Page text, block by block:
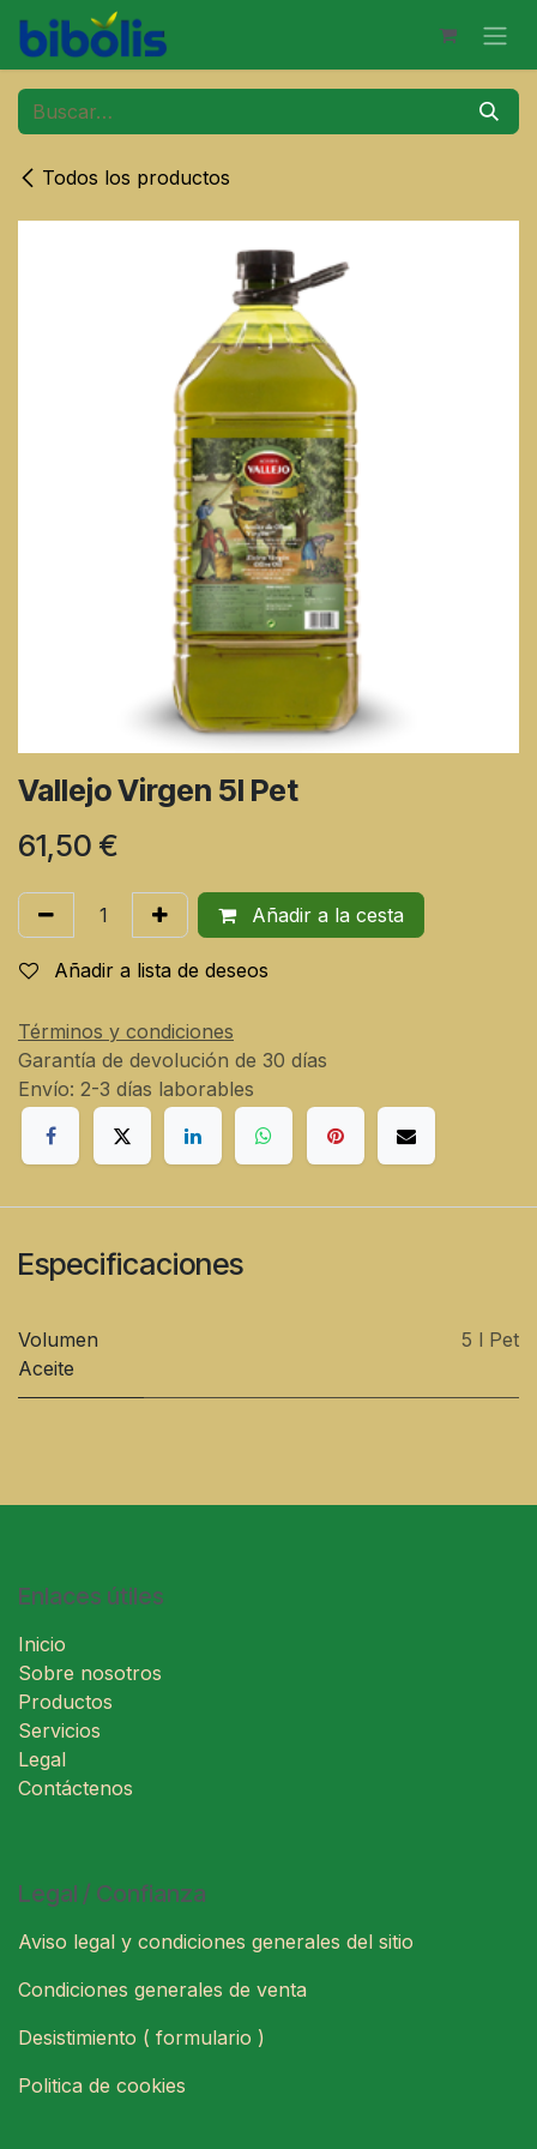
Ir al contenido
Todos los productos
Vallejo Virgen 5l Pet
61,50 €
Añadir a la cesta
Añadir a lista de deseos
Términos y condiciones
Garantía de devolución de 30 días
Envío: 2-3 días laborables
Especificaciones
Volumen
Aceite
5 l Pet
Enlaces útiles
Inicio
Sobre nosotros
Productos
Servicios
Legal
Contáctenos
Legal / Confianza
Aviso legal y condiciones generales del sitio
Condiciones generales de venta
Desistimiento ( formulario )
Politica de cookies